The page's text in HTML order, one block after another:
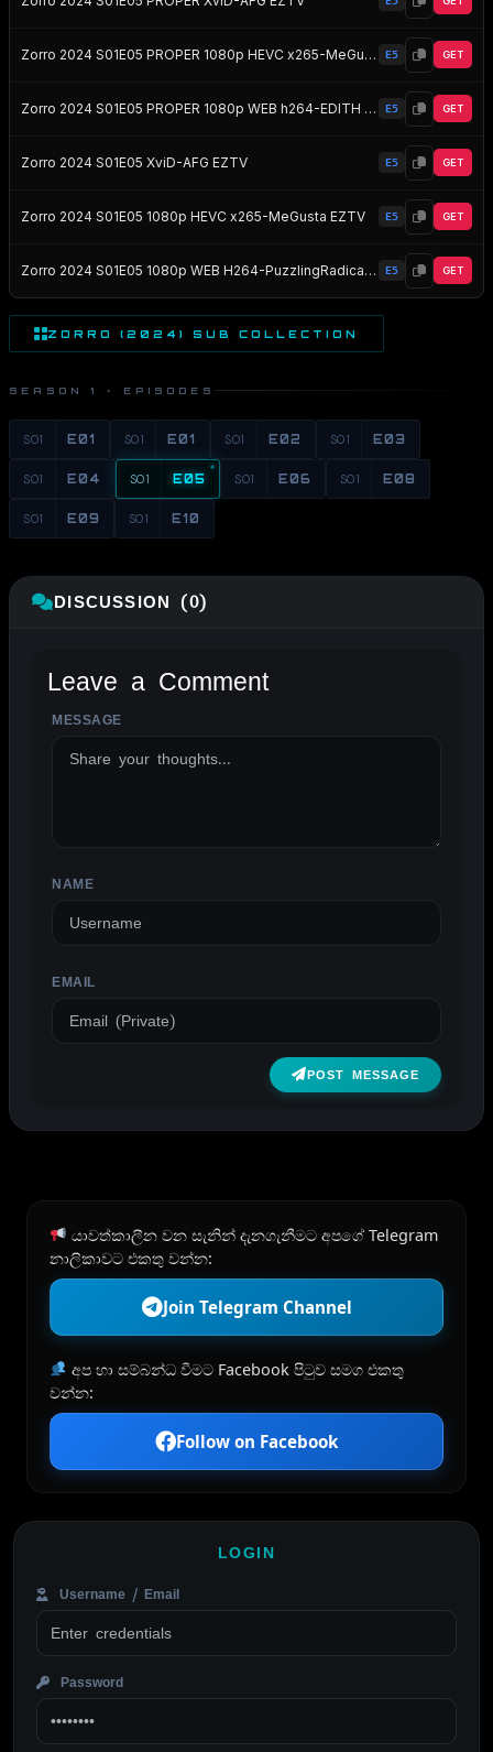
Zorro 2024 S01E05 PROPER 1080p HEVC x265-MeGusta EZTV E5 GET
Zorro 2024 S01E05 PROPER 1080p WEB h264-EDITH EZTV E5 GET
Zorro 2024 S01E05 XviD-AFG EZTV E5 GET
Zorro 2024 S01E05 1080p HEVC x265-MeGusta EZTV E5 GET
Zorro 2024 S01E05 1080p WEB H264-PuzzlingRadicalRavenOfPromise EZTV E5 GET
ZORRO (2024) SUB COLLECTION
SEASON 1 · EPISODES
S01 E01 S01 E01 S01 E02 S01 E03
S01 E04 S01 E05 S01 E06 S01 E08
S01 E09 S01 E10
DISCUSSION (0)
Leave a Comment
MESSAGE
NAME
EMAIL
POST MESSAGE
ALTERNATIVE:
යාවත්කාලීන වන සැනින් දැනගැනීමට අපගේ Telegram
නාලිකාවට එකතු වන්න:
Join Telegram Channel
අප හා සම්බන්ධ වීමට Facebook පිටුව සමග එකතු
වන්න:
Follow on Facebook
LOGIN
Username / Email
Password